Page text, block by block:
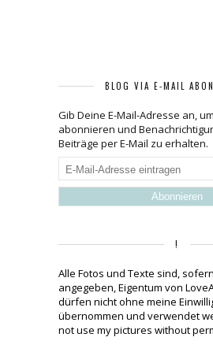
BLOG VIA E-MAIL
Gib Deine E-Mail-Adresse an,
abonnieren und
Beiträge per E-Mail zu erhalten.
E-
Mail-
Adresse
eintragen
!
Alle Fotos und Texte sind,
angegeben, Eigentum von
dürfen nicht ohne meine
übernommen und verwendet
not use my pictures without